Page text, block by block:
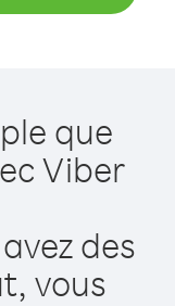
que
Viber
des
vous